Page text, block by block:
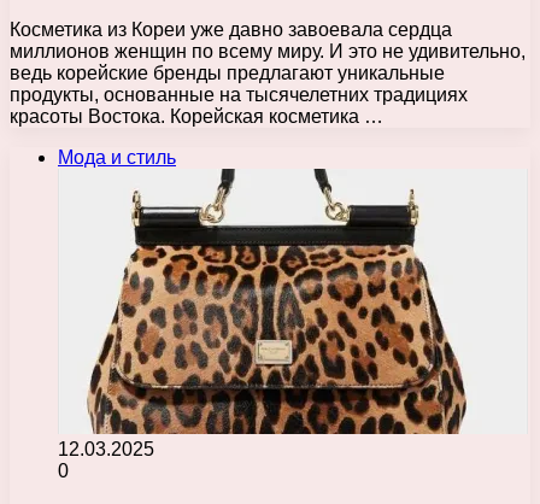
Косметика из Кореи уже давно завоевала сердца
миллионов женщин по всему миру. И это не удивительно,
ведь корейские бренды предлагают уникальные
продукты, основанные на тысячелетних традициях
красоты Востока. Корейская косметика …
Мода и стиль
12.03.2025
0